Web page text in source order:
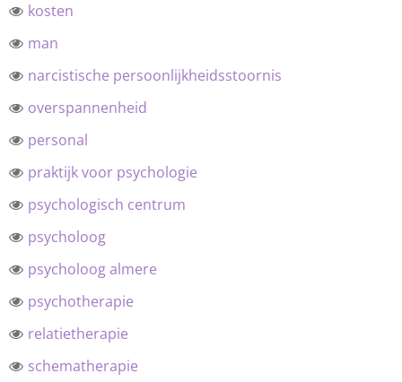
kosten
man
narcistische persoonlijkheidsstoornis
overspannenheid
personal
praktijk voor psychologie
psychologisch centrum
psycholoog
psycholoog almere
psychotherapie
relatietherapie
schematherapie